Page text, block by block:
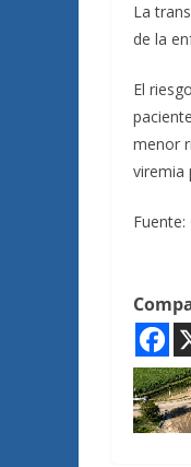
La
de la
El
menor
viremia
Fuente: